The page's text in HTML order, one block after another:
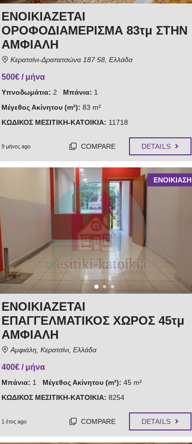
ΕΝΟΙΚΙΑΖΕΤΑΙ
ΟΡΟΦΟΔΙΑΜΕΡΙΣΜΑ 83τμ ΣΤΗΝ
ΑΜΦΙΑΛΗ
Κερατσίνι-Δραπετσώνα 187 58, Ελλάδα
500€ / μήνα
Υπνοδωμάτια: 2 Μπάνια: 1
Μέγεθος Ακίνητου (m²): 83 m²
ΚΩΔΙΚΟΣ ΜΕΣΙΤΙΚΗ-ΚΑΤΟΙΚΙΑ: 11718
9 μήνες ago COMPARE DETAILS
ΕΝΟΙΚΙΑΣΗ
ΕΝΟΙΚΙΑΖΕΤΑΙ
ΕΠΑΓΓΕΛΜΑΤΙΚΟΣ ΧΩΡΟΣ 45τμ
ΑΜΦΙΑΛΗ
Αμφιάλη, Κερατσίνι, Ελλάδα
400€ / μήνα
Μπάνια: 1 Μέγεθος Ακίνητου (m²): 45 m²
ΚΩΔΙΚΟΣ ΜΕΣΙΤΙΚΗ-ΚΑΤΟΙΚΙΑ: 8254
1 έτος ago COMPARE DETAILS